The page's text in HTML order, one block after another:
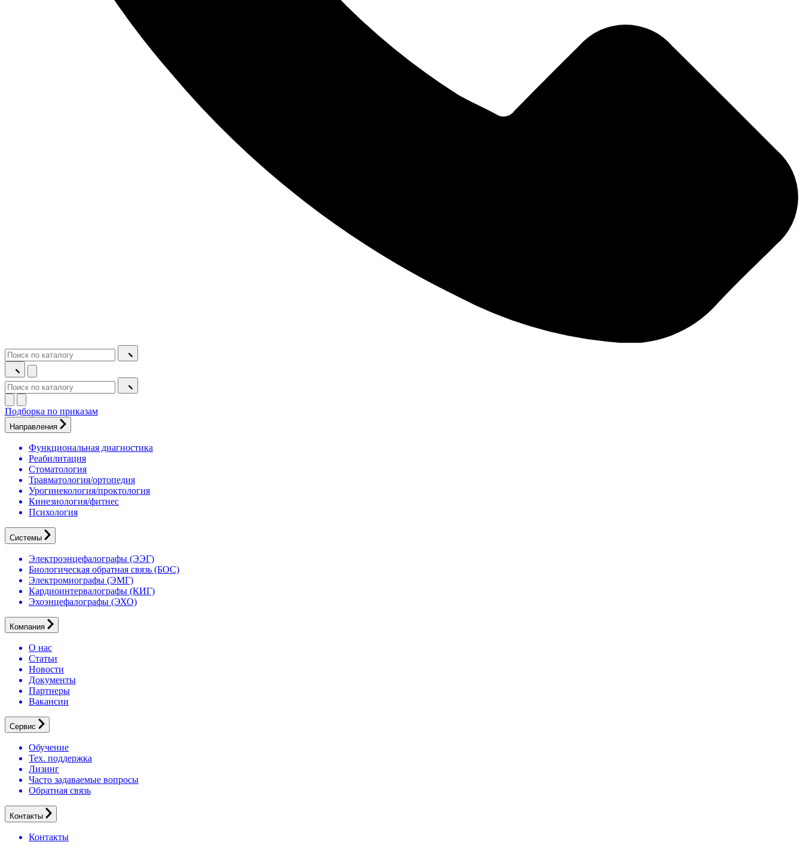
Подборка по приказам
Направления
Функциональная диагностика
Реабилитация
Стоматология
Травматология/ортопедия
Урогинекология/проктология
Кинезиология/фитнес
Психология
Системы
Электроэнцефалографы (ЭЭГ)
Биологическая обратная связь (БОС)
Электромиографы (ЭМГ)
Кардиоинтервалографы (КИГ)
Эхоэнцефалографы (ЭХО)
Компания
О нас
Статьи
Новости
Документы
Партнеры
Вакансии
Сервис
Обучение
Тех. поддержка
Лизинг
Часто задаваемые вопросы
Обратная связь
Контакты
Контакты